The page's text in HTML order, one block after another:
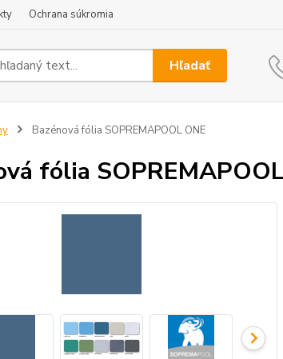
Ochrana súkromia
Hľadať
Bazénová fólia SOPREMAPOOL ONE
fólia